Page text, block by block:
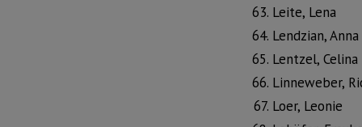
Leite, Lena
Lendzian, Anna
Lentzel, Celina
Linneweber,
Loer, Leonie